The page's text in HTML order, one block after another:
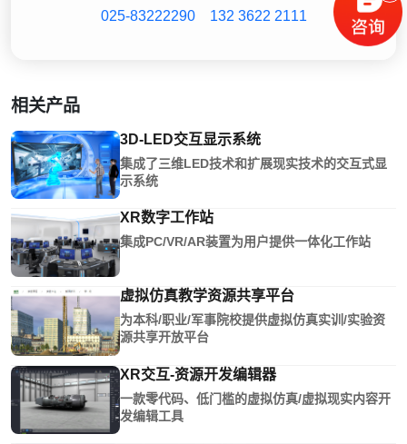
025-83222290 132 3622 2111
相关产品
3D-LED交互显示系统
集成了三维LED技术和扩展现实技术的交互式显
示系统
XR数字工作站
集成PC/VR/AR装置为用户提供一体化工作站
虚拟仿真教学资源共享平台
为本科/职业/军事院校提供虚拟仿真实训/实验资
源共享开放平台
XR交互-资源开发编辑器
一款零代码、低门槛的虚拟仿真/虚拟现实内容开
发编辑工具